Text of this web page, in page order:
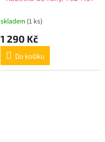
skladem (1 ks)
1 290 Kč
Do košíku